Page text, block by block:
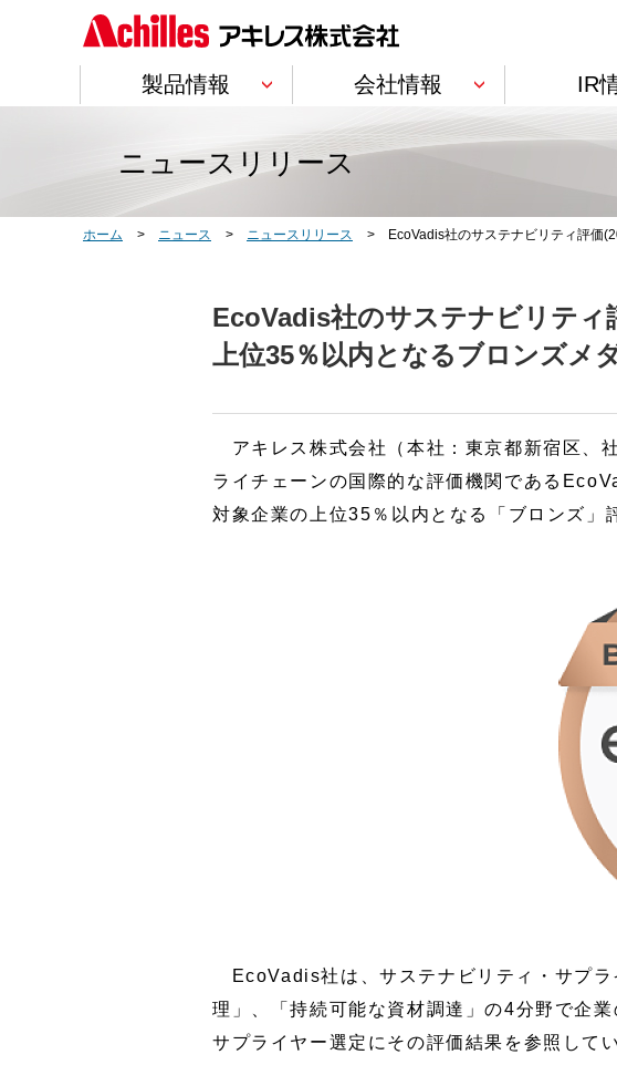
製品情報
製品情報 トップ
Product Information
BUごとの一覧
車輌
合成皮革・塩化ビニールレザー
ラミネート加工品
会社情報
会社情報 トップ
Company Information
企業理念
会社概要
事業紹介
IR
IR情報 トップ
Investor Relations
皆様へメッセージ
個人投資家の皆様へ
株主情報
IRカレンダー
サステナビリティ トップ
ステークホルダーの皆様へ
企業理念・各方針・価値創造
Social
アキレスレポート PDFダウン
研究開発 トップ
Research & Development
研究開発方針
開発ストーリー
採用情報 トップ
新
ニュースリリース
ホーム ニュース ニュースリリース EcoVadis社のサステナビリティ評価
EcoVadis社のサステナビリティ
上位35％以内となるブロンズメ
アキレス株式会社（本社：東京都新宿区、
ライチェーンの国際的な評価機関である
対象企業の上位35％以内となる「ブロンズ」
EcoVadis社は、サステナビリティ・サプラ
理」、「持続可能な資材調達」の4分野で企
サプライヤー選定にその評価結果を参照してい